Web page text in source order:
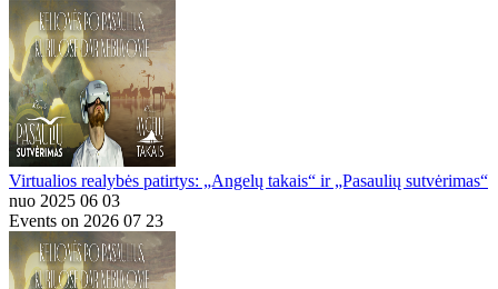
Virtualios realybės patirtys: „Angelų takais“ ir „Pasaulių sutvėrimas“
nuo 2025 06 03
Events on 2026 07 23